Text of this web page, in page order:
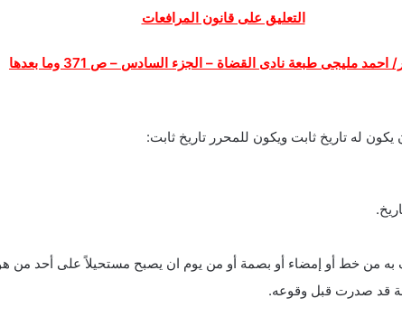
التعليق على قانون المرافعات
احمد مليجى طبعة نادى القضاة – الجزء السادس – ص 371 وما بعدها
له تاريخ ثابت ويكون للمحرر تاريخ ثابت:
من خط أو إمضاء أو بصمة أو من يوم ان يصبح مستحيلاً على أحد من
قد صدرت قبل وقوعه.